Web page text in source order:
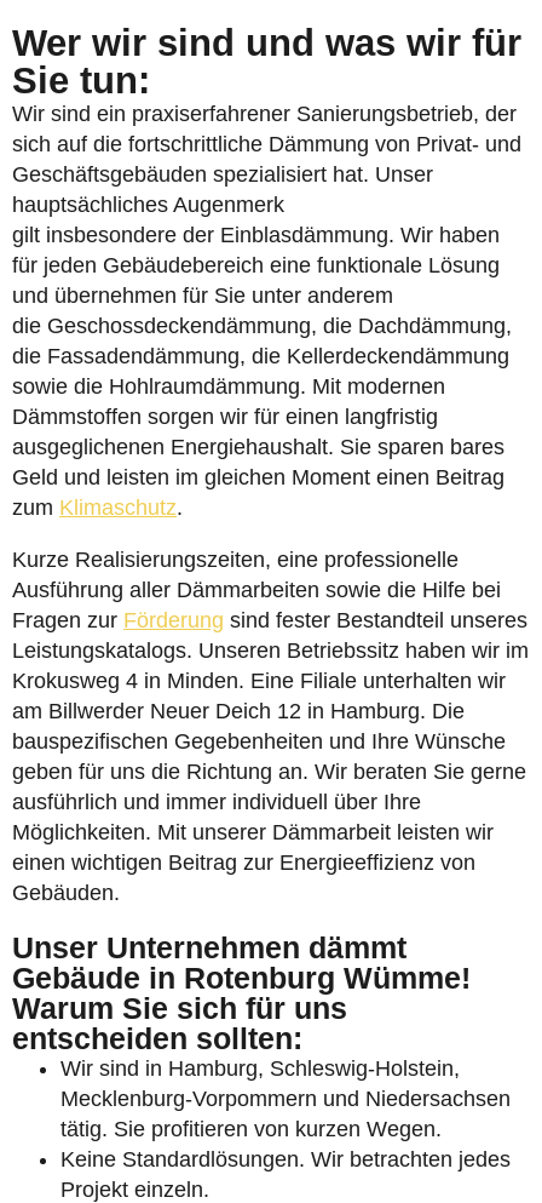
Wer wir sind und was wir für
Sie tun:
Wir sind ein praxiserfahrener Sanierungsbetrieb, der
sich auf die fortschrittliche Dämmung von Privat- und
Geschäftsgebäuden spezialisiert hat. Unser
hauptsächliches Augenmerk
gilt insbesondere der Einblasdämmung. Wir haben
für jeden Gebäudebereich eine funktionale Lösung
und übernehmen für Sie unter anderem
die Geschossdeckendämmung, die Dachdämmung,
die Fassadendämmung, die Kellerdeckendämmung
sowie die Hohlraumdämmung. Mit modernen
Dämmstoffen sorgen wir für einen langfristig
ausgeglichenen Energiehaushalt. Sie sparen bares
Geld und leisten im gleichen Moment einen Beitrag
zum Klimaschutz.
Kurze Realisierungszeiten, eine professionelle
Ausführung aller Dämmarbeiten sowie die Hilfe bei
Fragen zur Förderung sind fester Bestandteil unseres
Leistungskatalogs. Unseren Betriebssitz haben wir im
Krokusweg 4 in Minden. Eine Filiale unterhalten wir
am Billwerder Neuer Deich 12 in Hamburg. Die
bauspezifischen Gegebenheiten und Ihre Wünsche
geben für uns die Richtung an. Wir beraten Sie gerne
ausführlich und immer individuell über Ihre
Möglichkeiten. Mit unserer Dämmarbeit leisten wir
einen wichtigen Beitrag zur Energieeffizienz von
Gebäuden.
Unser Unternehmen dämmt
Gebäude in Rotenburg Wümme!
Warum Sie sich für uns
entscheiden sollten:
Wir sind in Hamburg, Schleswig-Holstein,
Mecklenburg-Vorpommern und Niedersachsen
tätig. Sie profitieren von kurzen Wegen.
Keine Standardlösungen. Wir betrachten jedes
Projekt einzeln.